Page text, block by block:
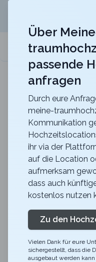
meine-
Maxililian
Für eine
Zurück zur Suche
Brasserie
4.4
ZG
BaarMerkliste
Mitten in Baar im
Brasserie Maienrisli.
Qualität und
Insbesondere für
Über
passende
anfragen
Durch eure
meine-
Kommunikation
ihr via der
auf die Location
aufmerksam
dass auch
kostenlos nutzen
Zu den
Vielen Dank für eure
sichergestellt, dass die
ausgebaut werden